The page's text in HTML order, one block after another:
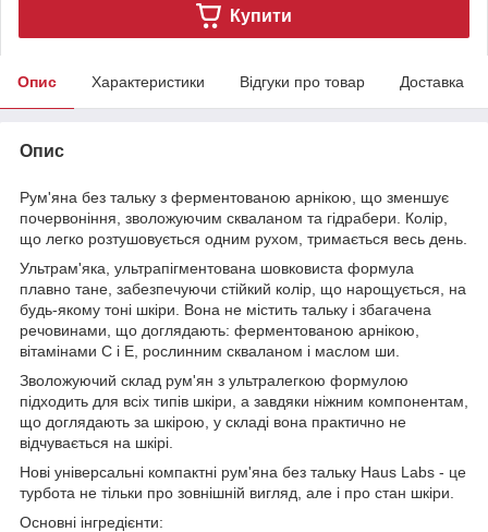
Купити
Опис Характеристики Відгуки про товар Доставка
Опис
Рум'яна без тальку з ферментованою арнікою, що зменшує
почервоніння, зволожуючим скваланом та гідрабери. Колір,
що легко розтушовується одним рухом, тримається весь день.
Ультрам'яка, ультрапігментована шовковиста формула
плавно тане, забезпечуючи стійкий колір, що нарощується, на
будь-якому тоні шкіри. Вона не містить тальку і збагачена
речовинами, що доглядають: ферментованою арнікою,
вітамінами C і E, рослинним скваланом і маслом ши.
Зволожуючий склад рум'ян з ультралегкою формулою
підходить для всіх типів шкіри, а завдяки ніжним компонентам,
що доглядають за шкірою, у складі вона практично не
відчувається на шкірі.
Нові універсальні компактні рум'яна без тальку Haus Labs - це
турбота не тільки про зовнішній вигляд, але і про стан шкіри.
Основні інгредієнти: